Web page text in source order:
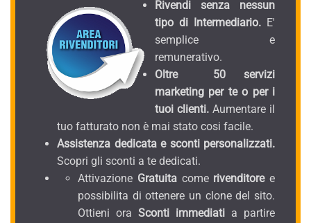
Rivendi senza nessun
tipo di Intermediario. E'
semplice e
remunerativo.
Oltre 50 servizi
marketing per te o per i
tuoi clienti. Aumentare il
tuo fatturato non è mai stato cosi facile.
Assistenza dedicata e sconti personalizzati.
Scopri gli sconti a te dedicati.
Attivazione Gratuitacomerivenditoree
possibilita di ottenere un clone del sito.
Ottieni ora Sconti immediati a partire